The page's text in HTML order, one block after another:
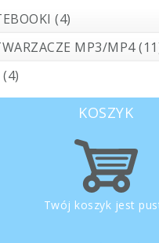
(4)
MP3/MP4
KOSZYK
Twój koszyk jest